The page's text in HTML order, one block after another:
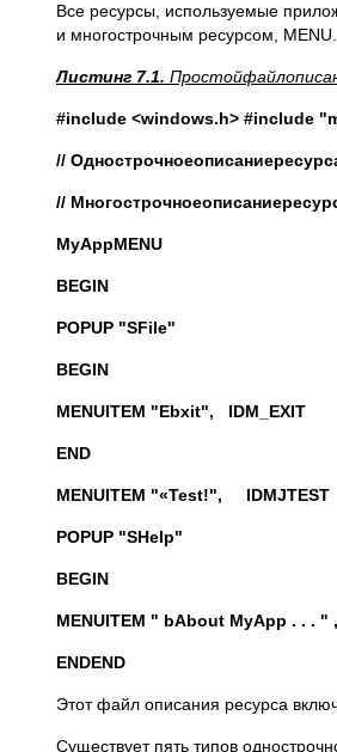
Все ресурсы, используемые
и многострочным ресурсом, MENU.
Листинг 7.1. Простойфайл
#include <windows.h> #include
// Однострочноеописание
// Многострочноеописание
МуАррMENU
BEGIN
POPUP "SFile"
BEGIN
MENUITEM "Ebxit", IDM_EXIT
END
MENUITEM "«Test!", IDMJTEST
POPUP "SHelp"
BEGIN
MENUITEM " bAbout MyApp . . . "
ENDEND
Этот файл описания ресурса
Существует пять типов